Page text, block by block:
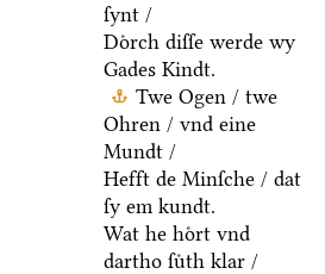
ſynt /
Doͤrch diſſe werde wy
Gades Kindt.
Twe Ogen / twe
Ohren / vnd eine
Mundt /
Hefft de Minſche / dat
ſy em kundt.
Wat he hoͤrt vnd
dartho ſuͤth klar /